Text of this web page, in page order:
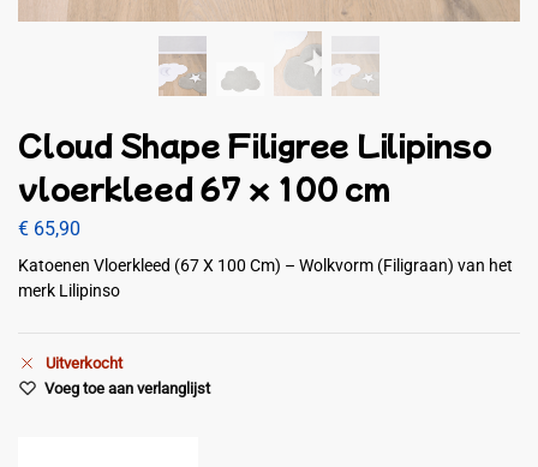
Cloud Shape Filigree Lilipinso
vloerkleed 67 x 100 cm
€ 65,90
Katoenen Vloerkleed (67 X 100 Cm) – Wolkvorm (Filigraan) van het
merk Lilipinso
Uitverkocht
Voeg toe aan verlanglijst